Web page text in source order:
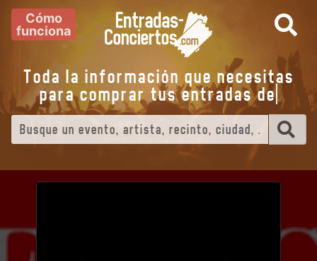
Cómo
funciona
Toda la información que necesitas
para comprar tus entradas dee